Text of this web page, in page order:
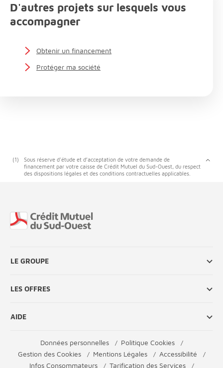
D'autres projets sur lesquels vous
accompagner
Obtenir un financement
Protéger ma société
(1)
Sous réserve d'étude et d’acceptation de votre demande de
financement par votre caisse de Crédit Mutuel du Sud-Ouest, du respect
des dispositions légales et des conditions contractuelles applicables.
LE GROUPE
LES OFFRES
AIDE
Données personnelles
Politique Cookies
Gestion des Cookies
Mentions Légales
Accessibilité
Infos Consommateurs
Tarification des Services
Fin de page